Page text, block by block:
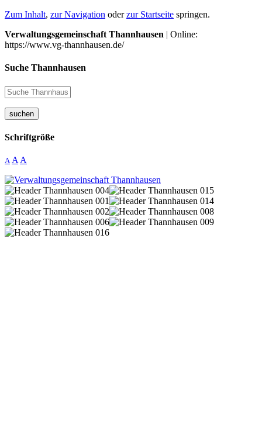
Zum Inhalt, zur Navigation oderzur Startseite springen.
Verwaltungsgemeinschaft Thannhausen | Online:
https://www.vg-thannhausen.de/
Suche Thannhausen
suchen
Schriftgröße
A A A